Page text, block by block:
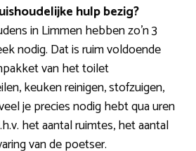
hulp bezig?
in Limmen hebben zo’n 3
nodig. Dat is ruim voldoende
van het toilet
keuken reinigen, stofzuigen,
je precies nodig hebt qua uren
het aantal ruimtes, het aantal
van de poetser.